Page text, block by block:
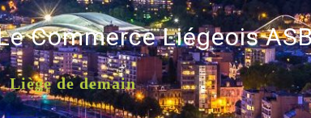
Commerce Liégeois
Liège de demain